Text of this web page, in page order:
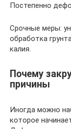
Постепенно
Срочные меры:
обработка
калия.
Почему
причины
Иногда можно
которое